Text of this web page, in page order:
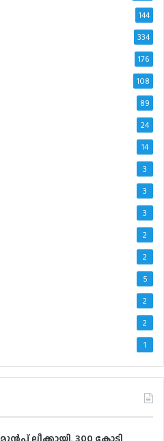
144
334
176
108
89
24
14
3
3
3
2
2
5
2
2
1
ലീക്കായി, 300 കോടി